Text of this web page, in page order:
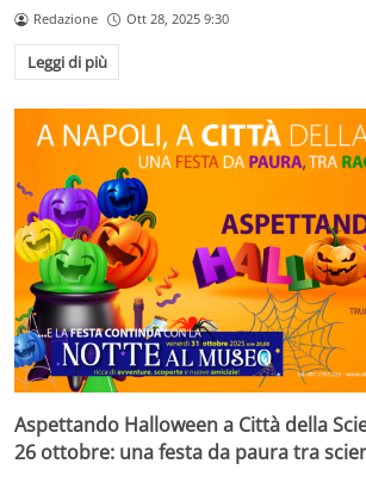
Redazione Ott 28, 2025 9:30
Leggi di più
Aspettando Halloween a Città della
26 ottobre: una festa da paura tra